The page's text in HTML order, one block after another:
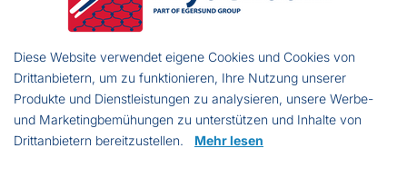
Faden: 0,70
Maschentiefe: 19,5
Knotenlänge: 2000
Höhe: 4290 mm
Marke: Blue Star
Diese Website verwendet eigene Cookies und Cookies von
Drittanbietern, um zu funktionieren, Ihre Nutzung unserer
Produkte und Dienstleistungen zu analysieren, unsere Werbe-
und Marketingbemühungen zu unterstützen und Inhalte von
Drittanbietern bereitzustellen. Mehr lesen